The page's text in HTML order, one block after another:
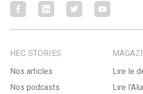
FacebookFacebookFacebookFacebook
HEC STORIES
Nos articles
Nos podcasts
Lire le
Lire